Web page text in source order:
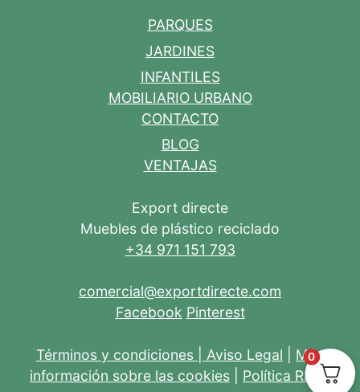
PARQUES
JARDINES
INFANTILES
MOBILIARIO URBANO
CONTACTO
BLOG
VENTAJAS
Export directe
Muebles de plástico reciclado
+34 971 151 793
comercial@exportdirecte.com
Facebook Pinterest
Términos y condiciones Aviso Legal
Más
información sobre las cookies
Política RRSS
0